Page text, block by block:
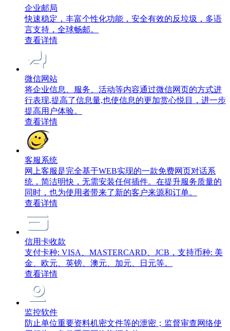
企业邮局
快速稳定，丰富个性化功能，安全有效的反垃圾，多语
言支持，全球畅邮。
查看详情
微信网站
将企业信息、服务、活动等内容通过微信网页的方式进
行表现,提高了信息量,也使信息的更加赏心悦目，进一步
提高用户体验。
查看详情
客服系统
网上客服是完全基于WEB实现的一款免费网页对话系
统，简洁明快，无需安装任何插件。在提升服务质量的
同时，也为使用者带来了新的客户来源和订单。
查看详情
信用卡收款
支付卡种: VISA、MASTERCARD、JCB，支持币种: 美
金、欧元、英镑、澳元、加元、日元等。
查看详情
监控软件
防止单位重要资料机密文件等的泄密；监督审查网络使